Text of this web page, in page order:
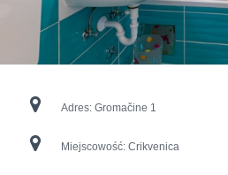
Adres: Gromačine 1
Miejscowość: Crikvenica